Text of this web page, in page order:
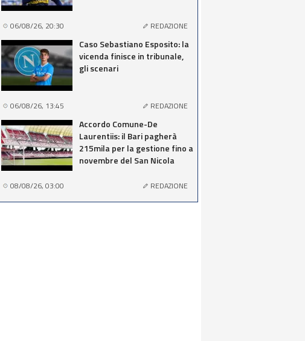
06/08/26, 20:30 REDAZIONE
Caso Sebastiano Esposito: la
vicenda finisce in tribunale,
gli scenari
06/08/26, 13:45 REDAZIONE
Accordo Comune-De
Laurentiis: il Bari pagherà
215mila per la gestione fino a
novembre del San Nicola
08/08/26, 03:00 REDAZIONE